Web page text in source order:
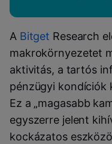
A Bitget Research
makrokörnyezetet
aktivitás, a tartós
pénzügyi kondíciók
Ez a „magasabb
egyszerre jelent
kockázatos